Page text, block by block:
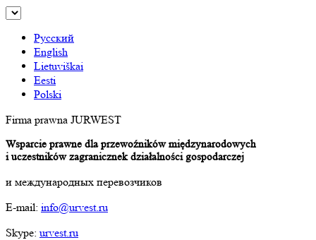
Русский
English
Lietuviškai
Eesti
Polski
Firma prawna JURWEST
Wsparcie prawne dla przewoźników międzynarodowych
i uczestników zagranicznek działalności gospodarczej
и международных перевозчиков
E-mail: info@urvest.ru
Skype: urvest.ru